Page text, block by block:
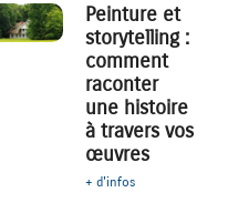
Peinture et
storytelling :
comment
raconter
une histoire
à travers vos
œuvres
+ d'infos